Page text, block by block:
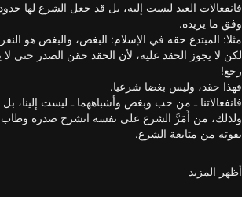
فانفعالات العبد ليست إليه، بل قد جعل الشرع لها
وفق ما يريده.
مثلا: المبتدع حقه في الإسلام: البغض، والبغض هو
لكن لا يجوز الحقد عليه، لأن الحقد حقن الصدر حتى
رجع!
فهذا حقد، وليس بغضا شرعيا.
فانفعالاتنا ـ من حب وبغض وأشباههما ـ ليست إلينا،
ولذلك، من أَمَرَّ الشرع على نفسه انشرح صدره وطاب
يفوته من متابعة الشرع.
📌 قائمة جميع فوائد شرح «الأربعين النووية»:
playlist?l....ist=PLjmCBC6YwAF9T1h
أظهر المزيد